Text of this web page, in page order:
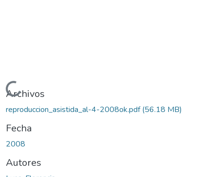
Cargando...
Archivos
reproduccion_asistida_al-4-2008ok.pdf(56.18 MB)
Fecha
2008
Autores